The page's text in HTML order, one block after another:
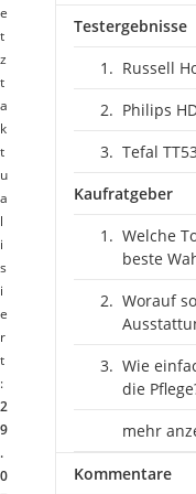
e
t
z
t
a
k
t
u
a
l
i
s
i
e
r
t
:
2
9
.
0
Testergebnisse
Russell
Philips
Tefal
Kaufratgeber
Welche
beste
Worauf
Wie
die
mehr
Kommentare